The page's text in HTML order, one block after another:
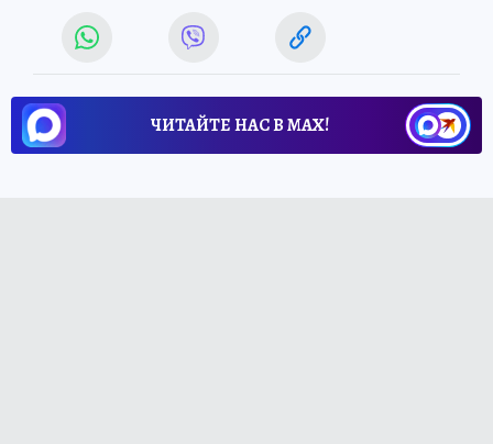
ЧИТАЙТЕ НАС В МАХ!